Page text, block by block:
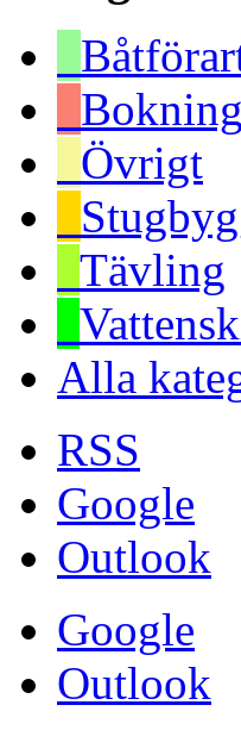
Bokning
Övrigt
Tävling
Alla
RSS
Google
Outlook
Google
Outlook